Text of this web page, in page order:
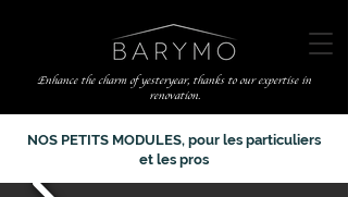
Enhance the charm of yesteryear, thanks to our expertise in
renovation.
NOS PETITS MODULES, pour les particuliers
et les pros